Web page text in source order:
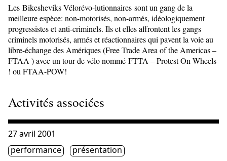
Les Bikesheviks Vélorévo-lutionnaires sont un gang de la
meilleure espèce: non-motorisés, non-armés, idéologiquement
progressistes et anti-criminels. Ils et elles affrontent les gangs
criminels motorisés, armés et réactionnaires qui pavent la voie au
libre-échange des Amériques (Free Trade Area of the Americas –
FTAA ) avec un tour de vélo nommé FTTA – Protest On Wheels
! ou FTAA-POW!
Activités associées
Consulter « Femmes br@nchées #36 :: Art et activisme »
27 avril 2001
Étiquette(s)
performance présentation